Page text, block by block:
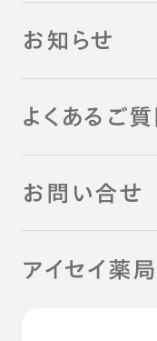
お知らせ
よくあるご質
お問い合せ
アイセイ薬